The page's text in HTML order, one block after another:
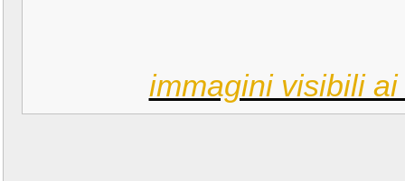
immagini visibili